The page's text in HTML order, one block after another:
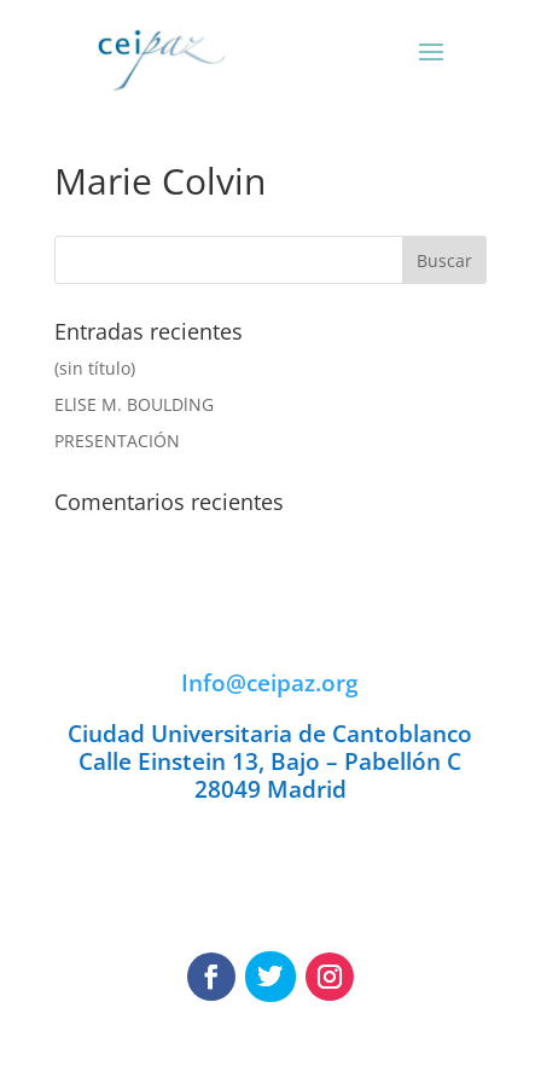
Marie Colvin
Entradas recientes
(sin título)
ELlSE M. BOULDlNG
PRESENTACIÓN
Comentarios recientes
Info@ceipaz.org
Ciudad Universitaria de Cantoblanco
Calle Einstein 13, Bajo – Pabellón C
28049 Madrid